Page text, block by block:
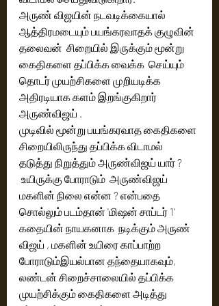
அருண் விஜயின் நடவடிக்கையால்
ஆத்திரமடையும் பயங்கரவாதக் குழுவின்
தலைவன்  சிறையில் இருக்கும் மூன்று
கைதிகளை தப்பிக்க வைக்க  செய்யும்
தொடர் முயற்சிகளை முறியடிக்க
அதிரடியாக களம் இறங்குகிறார்
அருண்விஜய் .
முடிவில் மூன்று பயங்கரவாத கைதிகளை
சிறையிலிருந்து தப்பிக்க விடாமல்
தடுத்து நிறுத்தும் அருண்விஜய் யார் ?
மகளின் நிலை என்ன ? என்பதை
சொல்லும் படம்தான் 'மிஷன் சாப்டர் 1'
கதையின் நாயகனாக  நடிக்கும் அருண்
விஜய் , மகளின் உயிரை காப்பாற்ற
போராடும்இயல்பான தந்தையாகவும்,
லண்டன் சிறைச்சாலையில் தப்பிக்க
முயற்சிக்கும் கைதிகளை அடித்து